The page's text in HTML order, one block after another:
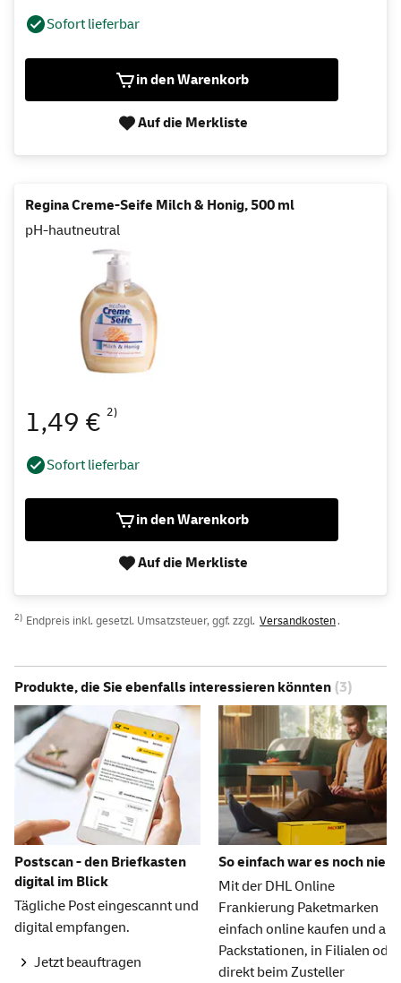
Sofort lieferbar
in den Warenkorb
Auf die Merkliste
Regina Creme-Seife Milch & Honig, 500 ml
pH-hautneutral
1,49 € 2)
Sofort lieferbar
in den Warenkorb
Auf die Merkliste
2) Endpreis inkl. gesetzl. Umsatzsteuer, ggf. zzgl. Versandkosten.
Produkte, die Sie ebenfalls interessieren könnten (3)
Postscan - den Briefkasten
digital im Blick
Tägliche Post eingescannt und
digital empfangen.
Jetzt beauftragen
So einfach war es noch nie
Mit der DHL Online
Frankierung Paketmarken
einfach online kaufen und an
Packstationen, in Filialen oder
direkt beim Zusteller